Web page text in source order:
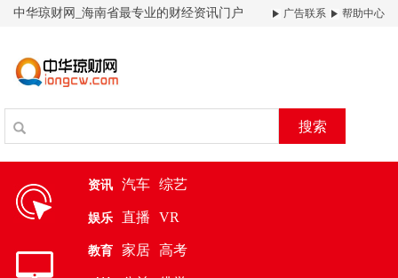
中华琼财网_海南省最专业的财经资讯门户 广告联系 帮助中心
搜索
资讯 汽车 综艺
娱乐 直播 VR
教育 家居 高考